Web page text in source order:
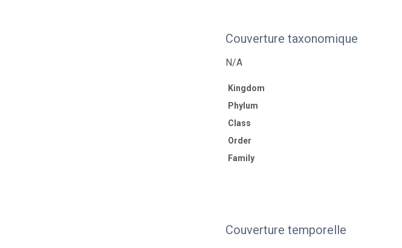
Couverture taxonomique
N/A
Kingdom
Phylum
Class
Order
Family
Couverture temporelle